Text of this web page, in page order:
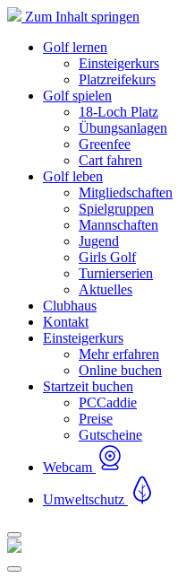
Zum Inhalt springen
Golf lernen
Einsteigerkurs
Platzreifekurs
Golf spielen
18-Loch Platz
Übungsanlagen
Greenfee
Cart fahren
Golf leben
Mitgliedschaften
Spielgruppen
Mannschaften
Jugend
Girls Golf
Turnierserien
Aktuelles
Clubhaus
Kontakt
Einsteigerkurs
Mehr erfahren
Online buchen
Startzeit buchen
PCCaddie
Preise
Gutscheine
Webcam
Umweltschutz